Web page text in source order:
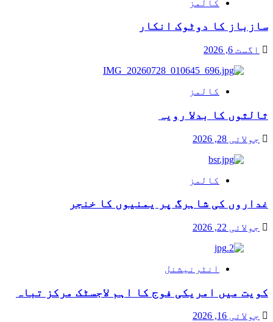
کالمز
سازباز کا دوٹوک انکار
اگست 6, 2026
کالمز
ثالثوں کا بدلا رویہ
جولائی 28, 2026
کالمز
غداروں کی شاہرگ پر یمنیوں کا خنجر
جولائی 22, 2026
انٹرنیشنل
کویت میں امریکی فوج کا اہم لاجسٹک مرکز تباہ
جولائی 16, 2026